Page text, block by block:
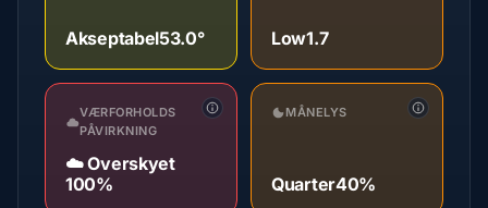
Akseptabel53.0° Low1.7
VÆRFORHOLDS
PÅVIRKNING
☁️ Overskyet
100%
MÅNELYS
Quarter40%